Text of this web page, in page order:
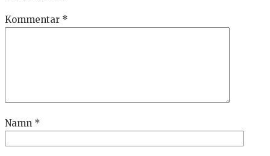
Kommentar *
Namn *